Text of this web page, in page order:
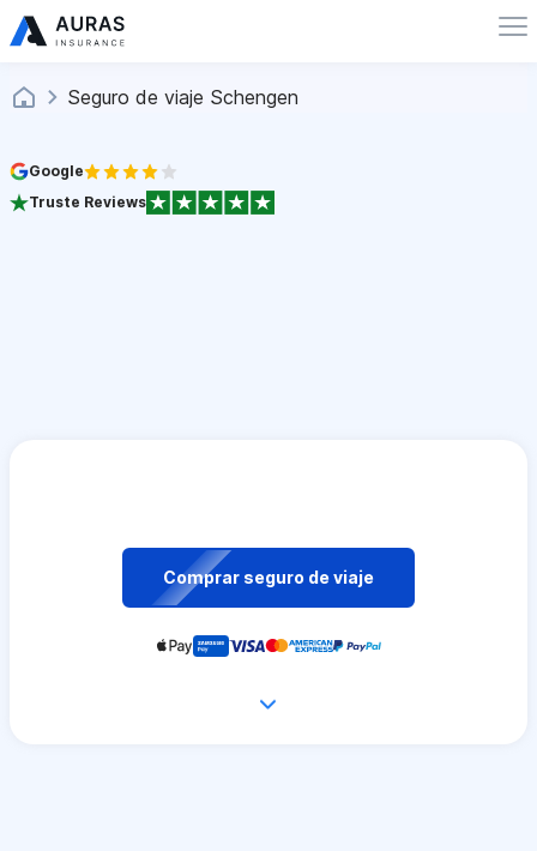
Seguro de viaje Schengen
Google
Truste Reviews
Comprar seguro de viaje